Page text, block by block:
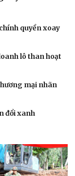
quyền xoay
lô than hoạt
mại nhãn
đổi xanh